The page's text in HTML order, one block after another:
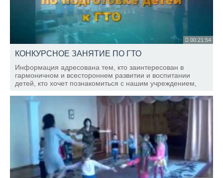
00:21:54
КОНКУРСНОЕ ЗАНЯТИЕ ПО ГТО
Информация адресована тем, кто заинтересован в
гармоничном и всестороннем развитии и воспитании
детей, кто хочет познакомиться с нашим учреждением,
нашем саду, о нашем коллективе, о жизни групп, о д